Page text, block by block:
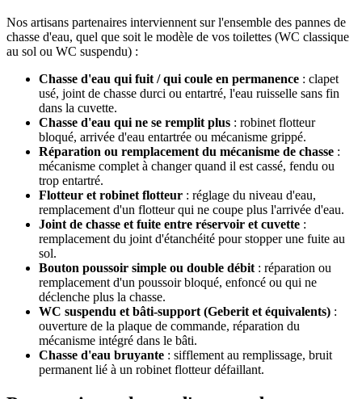
Nos artisans partenaires interviennent sur l'ensemble des pannes de
chasse d'eau, quel que soit le modèle de vos toilettes (WC classique
au sol ou WC suspendu) :
Chasse d'eau qui fuit / qui coule en permanence : clapet
usé, joint de chasse durci ou entartré, l'eau ruisselle sans fin
dans la cuvette.
Chasse d'eau qui ne se remplit plus : robinet flotteur
bloqué, arrivée d'eau entartrée ou mécanisme grippé.
Réparation ou remplacement du mécanisme de chasse :
mécanisme complet à changer quand il est cassé, fendu ou
trop entartré.
Flotteur et robinet flotteur : réglage du niveau d'eau,
remplacement d'un flotteur qui ne coupe plus l'arrivée d'eau.
Joint de chasse et fuite entre réservoir et cuvette :
remplacement du joint d'étanchéité pour stopper une fuite au
sol.
Bouton poussoir simple ou double débit : réparation ou
remplacement d'un poussoir bloqué, enfoncé ou qui ne
déclenche plus la chasse.
WC suspendu et bâti-support (Geberit et équivalents) :
ouverture de la plaque de commande, réparation du
mécanisme intégré dans le bâti.
Chasse d'eau bruyante : sifflement au remplissage, bruit
permanent lié à un robinet flotteur défaillant.